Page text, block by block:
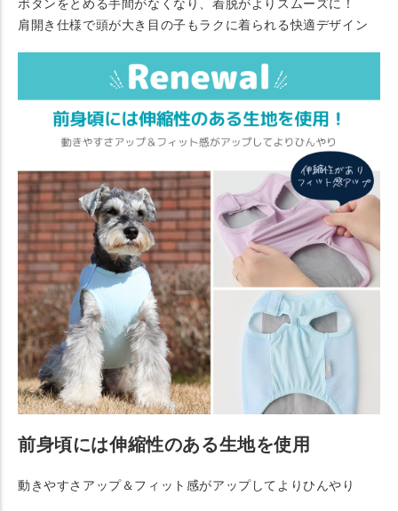
ボタンをとめる手間がなくなり、着脱がよりスムーズに！
肩開き仕様で頭が大き目の子もラクに着られる快適デザイン
前身頃には伸縮性のある生地を使用
動きやすさアップ＆フィット感がアップしてよりひんやり